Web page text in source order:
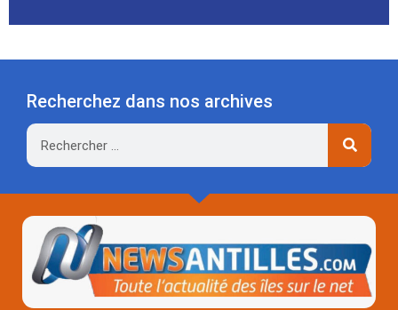
Recherchez dans nos archives
Rechercher